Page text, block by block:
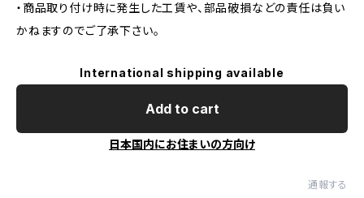
・商品取り付け時に発生した工賃や、部品破損などの責任は負い
かねますのでご了承下さい。
International shipping available
Add to cart
日本国内にお住まいの方向け
通報する